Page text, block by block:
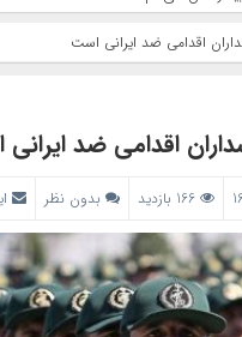
اقدامی ضد ایرانی است
اقدامی ضد
بدون نظر